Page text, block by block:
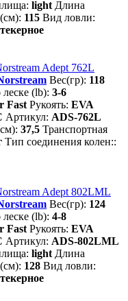
light Длина
115 Вид ловли:
Adept 762L
Вес(гр): 118
леске (lb): 3-6
Fast Рукоять: EVA
Артикул: ADS-762L
37,5 Транспортная
Тип соединения колен::
Adept 802LML
Вес(гр): 124
леске (lb): 4-8
Fast Рукоять: EVA
Артикул: ADS-802LML
light Длина
128 Вид ловли: